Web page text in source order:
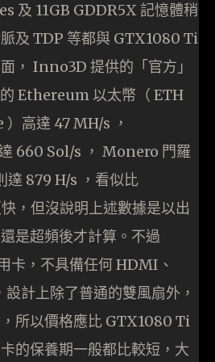
及 11GB GDDR5X 記憶體稍
及 TDP 等都與 GTX1080 Ti
， Inno3D 提供的「官方」
Ethereum 以太幣（ ETH
高達 47 MH/s ，
660 Sol/s ， Monero 門羅
達 879 H/s ，看似比
，但沒說明上述數據是以出
是超頻後才計算。不過
卡，不具備任何 HDMI、
計上除了普通的雙風扇外，
所以價格應比 GTX1080 Ti
的保養期一般都比較短，大